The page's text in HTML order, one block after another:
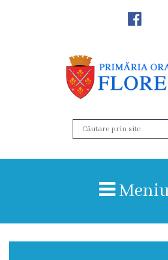
Primăria
Structura,